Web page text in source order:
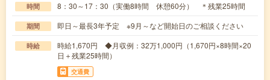
時間 8：30～17：30（実働8時間 休憩60分） ＊残業25時間
期間 即日～最長3年予定 ※9月～など開始日のご相談ください
時給
時給1,670円 ◆月収例：32万1,000円（1,670円×8時間×20
日＋残業25時間）
交通費